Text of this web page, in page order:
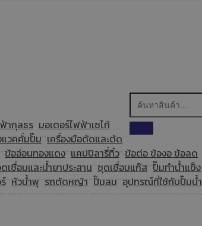
ากุลธร มอเตอร์ไฟฟ้าเซโก้
แวคคั่มปั๊ม เครื่องมือดัดและตัด
ข้ออ่อนทองแดง แคปปิลารี่ทิ้ว ข้อต่อ ข้องอ ข้อลด
เชื่อมและน้ำยาประสาน ชุดเชื่อมแก๊ส ปั๊มทำน้ำแข็ง
หัวน้ำพุ รถตัดหญ้า ปั๊มลม อุปกรณ์ที่ใช้กับปั๊มน้ำ